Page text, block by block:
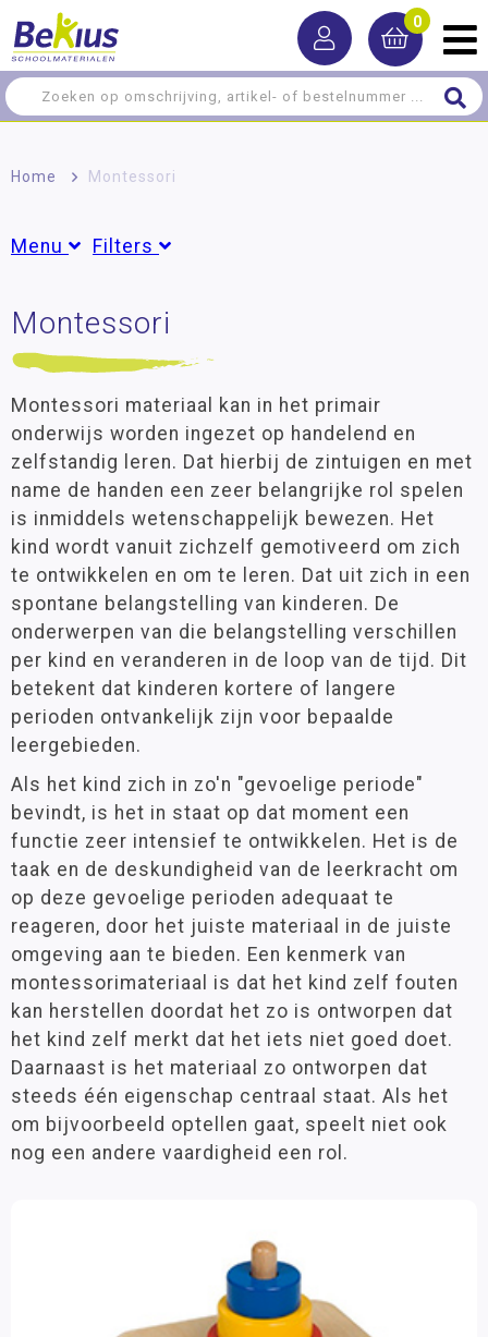
0
Home > Montessori
Menu Filters
Taal
Rekenen
Biologie
Aardrijkskunde
Kosmische educatie
Additioneel Materiaal
Meubilair
Boeken
Onderdelen
Groepen
Peuter
Groep 1(875)
Groep 2(878)
Groep 3(810)
Groep 4(818)
Groep 5(68)
Groep 6
(46)
Groep 7
(44)
Groep 8(44)
VO(24)
Thema
Bloemen en planten(4)
Dieren(20)
Eten en drinken
Landen
(25)
Vormen en figuren(2)
Leeftijd
0 - 3 jaar(78)
3 - 6 jaar(880)
6 - 9 jaar (819)
9 - 12 jaar(52)
12 jaar >(25)
Materiaalkeuze
Accessoires(31)
Boeken
Huishoek materialen
Muziekinstrumenten
(1)
Montessori
Montessori materiaal kan in het primair
onderwijs worden ingezet op handelend en
zelfstandig leren. Dat hierbij de zintuigen en met
name de handen een zeer belangrijke rol spelen
is inmiddels wetenschappelijk bewezen. Het
kind wordt vanuit zichzelf gemotiveerd om zich
te ontwikkelen en om te leren. Dat uit zich in een
spontane belangstelling van kinderen. De
onderwerpen van die belangstelling verschillen
per kind en veranderen in de loop van de tijd. Dit
betekent dat kinderen kortere of langere
perioden ontvankelijk zijn voor bepaalde
leergebieden.
Als het kind zich in zo'n "gevoelige periode"
bevindt, is het in staat op dat moment een
functie zeer intensief te ontwikkelen. Het is de
taak en de deskundigheid van de leerkracht om
op deze gevoelige perioden adequaat te
reageren, door het juiste materiaal in de juiste
omgeving aan te bieden. Een kenmerk van
montessorimateriaal is dat het kind zelf fouten
kan herstellen doordat het zo is ontworpen dat
het kind zelf merkt dat het iets niet goed doet.
Daarnaast is het materiaal zo ontworpen dat
steeds één eigenschap centraal staat. Als het
om bijvoorbeeld optellen gaat, speelt niet ook
nog een andere vaardigheid een rol.